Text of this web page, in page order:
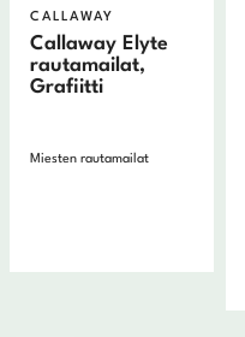
CALLAWAY
Callaway Elyte
rautamailat,
Grafiitti
Miesten rautamailat